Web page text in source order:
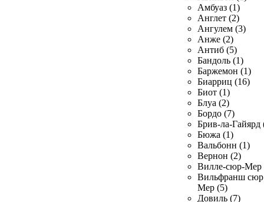
Амбуаз (1)
Англет (2)
Ангулем (3)
Анже (2)
Антиб (5)
Бандоль (1)
Баржемон (1)
Биарриц (16)
Биот (1)
Блуа (2)
Бордо (7)
Брив-ла-Гайярд
Бюжа (1)
Вальбонн (1)
Вернон (2)
Вилле-сюр-Мер
Вильфранш сюр
Мер (5)
Довиль (7)